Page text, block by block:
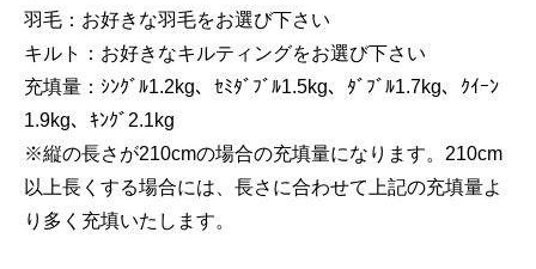
羽毛：お好きな羽毛をお選び下さい
キルト：お好きなキルティングをお選び下さい
充填量：ｼﾝｸﾞﾙ1.2kg、ｾﾐﾀﾞﾌﾞﾙ1.5kg、ﾀﾞﾌﾞﾙ1.7kg、ｸｲｰﾝ
1.9kg、ｷﾝｸﾞ2.1kg
※縦の長さが210cmの場合の充填量になります。210cm
以上長くする場合には、長さに合わせて上記の充填量よ
り多く充填いたします。